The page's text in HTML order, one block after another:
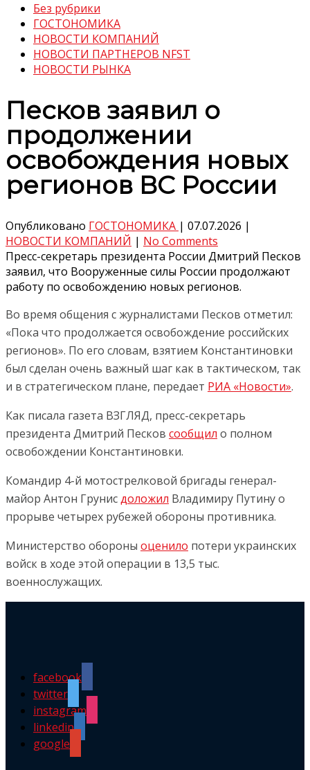
Без рубрики
ГОСТОНОМИКА
НОВОСТИ КОМПАНИЙ
НОВОСТИ ПАРТНЕРОВ NFST
НОВОСТИ РЫНКА
Песков заявил о
продолжении
освобождения новых
регионов ВС России
Опубликовано ГОСТОНОМИКА | 07.07.2026 |
НОВОСТИ КОМПАНИЙ | No Comments
Пресс-секретарь президента России Дмитрий Песков
заявил, что Вооруженные силы России продолжают
работу по освобождению новых регионов.
Во время общения с журналистами Песков отметил:
«Пока что продолжается освобождение российских
регионов». По его словам, взятием Константиновки
был сделан очень важный шаг как в тактическом, так
и в стратегическом плане, передает РИА «Новости».
Как писала газета ВЗГЛЯД, пресс-секретарь
президента Дмитрий Песков сообщил о полном
освобождении Константиновки.
Командир 4-й мотострелковой бригады генерал-
майор Антон Грунисдоложил Владимиру Путину о
прорыве четырех рубежей обороны противника.
Министерство обороны оценило потери украинских
войск в ходе этой операции в 13,5 тыс.
военнослужащих.
facebook
twitter
instagram
linkedin
google